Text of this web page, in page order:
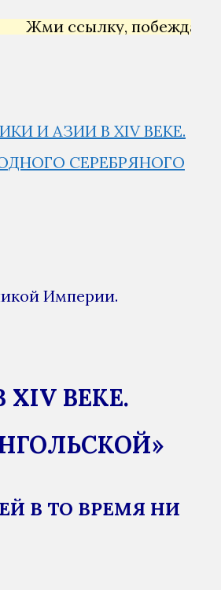
Жми ссылку, побеждай →
И АЗИИ В XIV ВЕКЕ.
СЕРЕБРЯНОГО
Империи.
ВЕКЕ.
В ТО ВРЕМЯ НИ